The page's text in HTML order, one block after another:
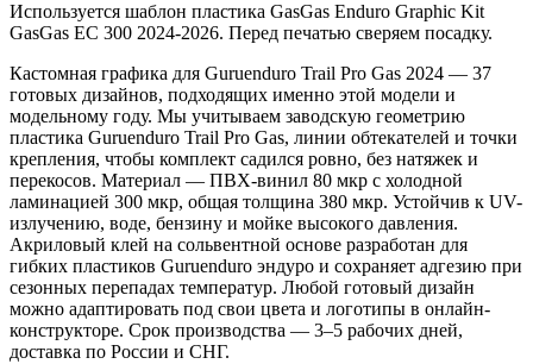
Используется шаблон пластика GasGas Enduro Graphic Kit
GasGas EC 300 2024-2026. Перед печатью сверяем посадку.
Кастомная графика для Guruenduro Trail Pro Gas 2024 — 37
готовых дизайнов, подходящих именно этой модели и
модельному году. Мы учитываем заводскую геометрию
пластика Guruenduro Trail Pro Gas, линии обтекателей и точки
крепления, чтобы комплект садился ровно, без натяжек и
перекосов. Материал — ПВХ-винил 80 мкр с холодной
ламинацией 300 мкр, общая толщина 380 мкр. Устойчив к UV-
излучению, воде, бензину и мойке высокого давления.
Акриловый клей на сольвентной основе разработан для
гибких пластиков Guruenduro эндуро и сохраняет адгезию при
сезонных перепадах температур. Любой готовый дизайн
можно адаптировать под свои цвета и логотипы в онлайн-
конструкторе. Срок производства — 3–5 рабочих дней,
доставка по России и СНГ.